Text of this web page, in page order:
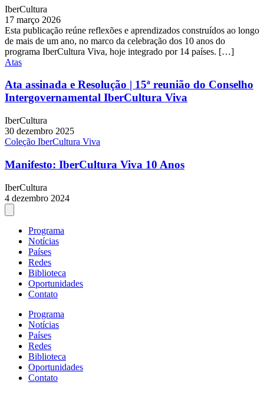
IberCultura
17 março 2026
Esta publicação reúne reflexões e aprendizados construídos ao longo
de mais de um ano, no marco da celebração dos 10 anos do
programa IberCultura Viva, hoje integrado por 14 países. […]
Atas
Ata assinada e Resolução | 15ª reunião do Conselho
Intergovernamental IberCultura Viva
IberCultura
30 dezembro 2025
Coleção IberCultura Viva
Manifesto: IberCultura Viva 10 Anos
IberCultura
4 dezembro 2024
Programa
Notícias
Países
Redes
Biblioteca
Oportunidades
Contato
Programa
Notícias
Países
Redes
Biblioteca
Oportunidades
Contato